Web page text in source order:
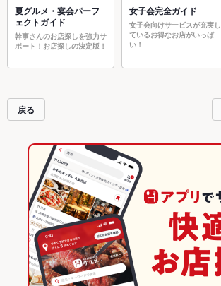
夏グルメ・宴会パーフ
ェクトガイド
幹事さんのお店探しを強力サ
ポート！お店探しの決定版！
女子会完全ガイド
女子会向けサービスが充実し
ているお得なお店がいっぱ
い！
戻る